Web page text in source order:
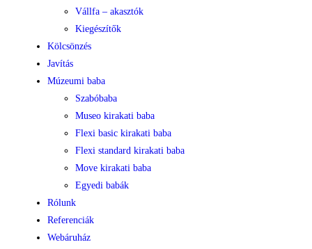
Vállfa – akasztók
Kiegészítők
Kölcsönzés
Javítás
Múzeumi baba
Szabóbaba
Museo kirakati baba
Flexi basic kirakati baba
Flexi standard kirakati baba
Move kirakati baba
Egyedi babák
Rólunk
Referenciák
Webáruház